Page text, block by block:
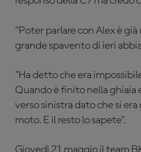
"Poter parlare con Alex è
grande spavento di ieri
"Ha detto che era
Quando è finito nella ghiaia
verso sinistra dato che si
moto. E il resto lo sapete".
Giovedì 21 maggio il team